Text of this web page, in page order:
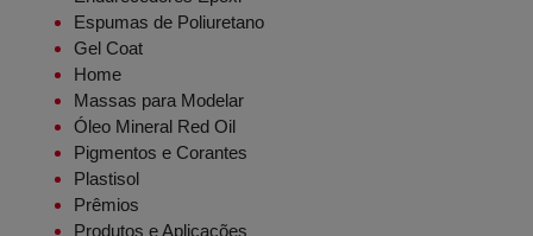
Espumas de Poliuretano
Gel Coat
Home
Massas para Modelar
Óleo Mineral Red Oil
Pigmentos e Corantes
Plastisol
Prêmios
Produtos e Aplicações